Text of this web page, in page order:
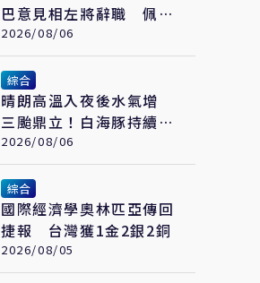
巴意見相左將辭職 佩澤
希齊揚闢謠堅稱會繼續總
統職務
2026/08/06
綜合
晴朗高溫入夜後水氣增
三颱鼎立！白海豚持續西
進周末起接近
2026/08/06
綜合
國際經濟學奧林匹亞傳回
捷報 台灣獲1金2銀2銅
2026/08/05